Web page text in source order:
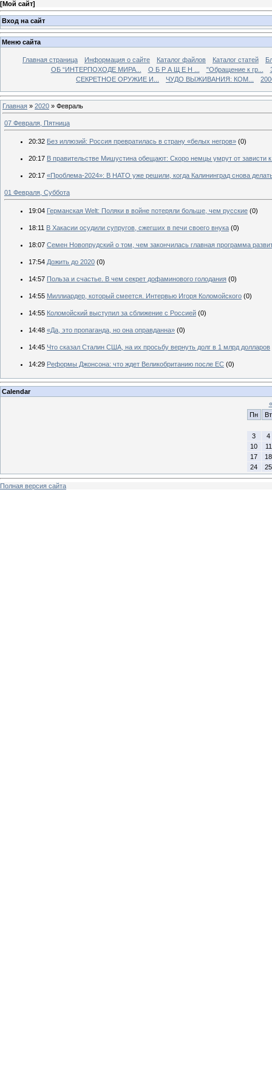
[Мой сайт]
Вход на сайт
Меню сайта
Главная страница Информация о сайте Каталог файлов Каталог статей
ОБ “ИНТЕРПОХОДЕ МИРА...
О Б Р А Щ Е Н ... "Обращение к гр...
СЕКРЕТНОЕ ОРУЖИЕ И...
ЧУДО ВЫЖИВАНИЯ: КОМ...
Главная » 2020 » Февраль
07 Февраля, Пятница
20:32 Без иллюзий: Россия превратилась в страну «белых негров» (0)
20:17 В правительстве Мишустина обещают: Скоро немцы умрут от зависти
20:17 «Проблема-2024»: В НАТО уже решили, когда Калининград снова
01 Февраля, Суббота
19:04 Германская Welt: Поляки в войне потеряли больше, чем русские (0)
18:11 В Хакасии осудили супругов, сжегших в печи своего внука (0)
18:07 Семен Новопрудский о том, чем закончилась главная программа
17:54 Дожить до 2020 (0)
14:57 Польза и счастье. В чем секрет дофаминового голодания (0)
14:55 Миллиардер, который смеется. Интервью Игоря Коломойского (0)
14:55 Коломойский выступил за сближение с Россией (0)
14:48 «Да, это пропаганда, но она оправданна» (0)
14:45 Что сказал Сталин США, на их просьбу вернуть долг в 1 млрд долларов
14:29 Реформы Джонсона: что ждет Великобританию после ЕС (0)
Calendar
«
Пн
Вт
3
4
10
11
17
18
24
25
Полная версия сайта